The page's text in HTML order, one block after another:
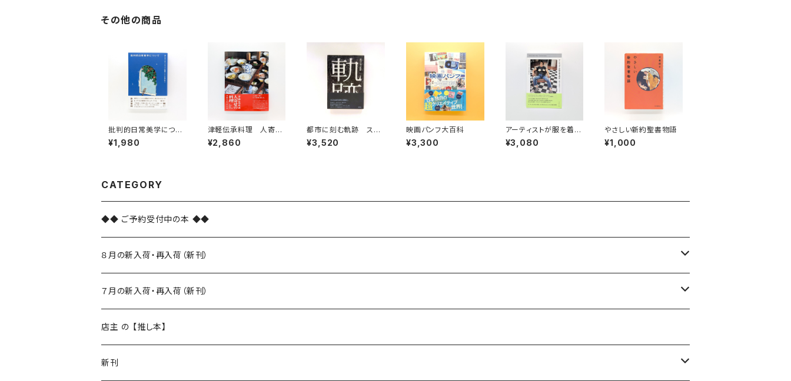
その他の商品
批判的日常美学につい
て 来たるべき「ふつう
の暮らし」を求めて
¥1,980
津軽伝承料理 人寄せ
の料理
¥2,860
都市に刻む軌跡 スケ
ートボーダーのエスノグ
ラフィー
¥3,520
映画パンフ大百科
¥3,300
アーティストが服を着る
理由 表現と反抗のフ
ァッション
¥3,080
やさしい新約聖書物語
¥1,000
CATEGORY
◆◆ ご予約受付中の本 ◆◆
８月の新入荷・再入荷（新刊）
新入荷
再入荷
７月の新入荷・再入荷（新刊）
新入荷
再入荷
店主 の 【推し本】
新刊